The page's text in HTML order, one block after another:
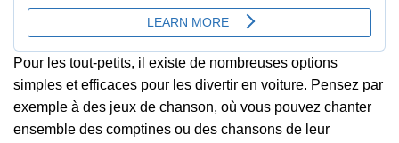
Pour les tout-petits, il existe de nombreuses options
simples et efficaces pour les divertir en voiture. Pensez par
exemple à des jeux de chanson, où vous pouvez chanter
ensemble des comptines ou des chansons de leur